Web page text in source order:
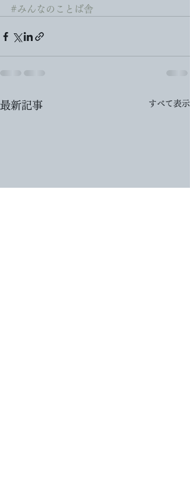
#みんなのことば舎
最新記事 すべて表示